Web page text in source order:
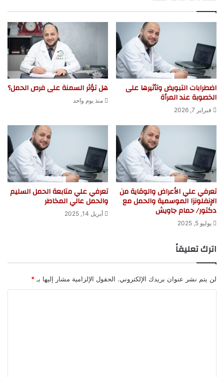
اضطرابات التبويض وتأثيرها على
الخصوبة عند المرأة
فبراير 7, 2026
هل تؤثر السمنة على فرص الحمل؟
منذ يوم واحد
تعرفي علي الأعراض والوقاية من
الإنفلونزا الموسمية والحمل مع
دكتور/ حمام جاويش
يوليو 5, 2025
تعرفي علي متابعة الحمل السليم
والحمل عالي المخاطر
أبريل 14, 2025
اترك تعليقاً
لن يتم نشر عنوان بريدك الإلكتروني. الحقول الإلزامية مشار إليها بـ *